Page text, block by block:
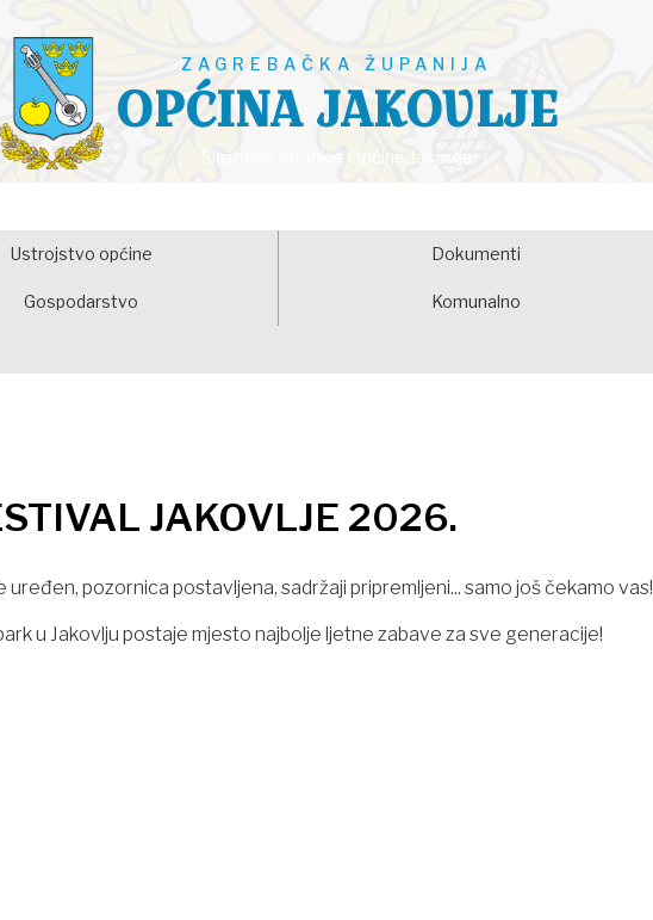
ZAGREBAČKA ŽUPANIJA
OPĆINA JAKOVLJE
Ustrojstvo općine Dokumenti
Gospodarstvo Komunalno
JAKOVLJE 2026.
uređen, pozornica postavljena, sadržaji pripremljeni... samo još čekamo vas!
u Jakovlju postaje mjesto najbolje ljetne zabave za sve generacije!